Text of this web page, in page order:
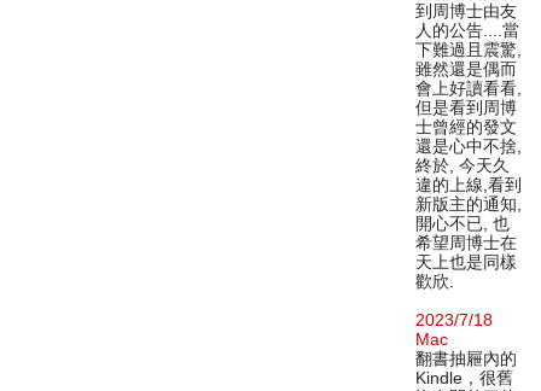
到周博士由友
人的公告....當
下難過且震驚,
雖然還是偶而
會上好讀看看,
但是看到周博
士曾經的發文
還是心中不捨,
終於, 今天久
違的上線,看到
新版主的通知,
開心不已, 也
希望周博士在
天上也是同樣
歡欣.
2023/7/18
Mac
翻書抽屜內的
Kindle，很舊